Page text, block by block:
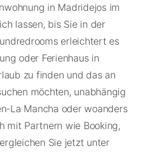
in Madridejos im
lassen, bis Sie in der
erleichtert es
oder Ferienhaus in
zu finden und das an
möchten, unabhängig
La Mancha oder woanders
mit Partnern wie Booking,
Sie jetzt unter